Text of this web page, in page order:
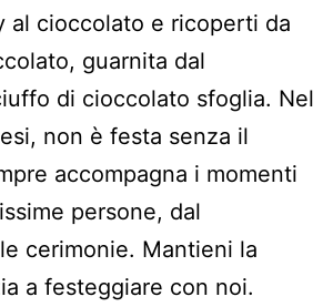
al cioccolato e ricoperti da
guarnita dal
di cioccolato sfoglia. Nel
non è festa senza il
accompagna i momenti
persone, dal
cerimonie. Mantieni la
a festeggiare con noi.